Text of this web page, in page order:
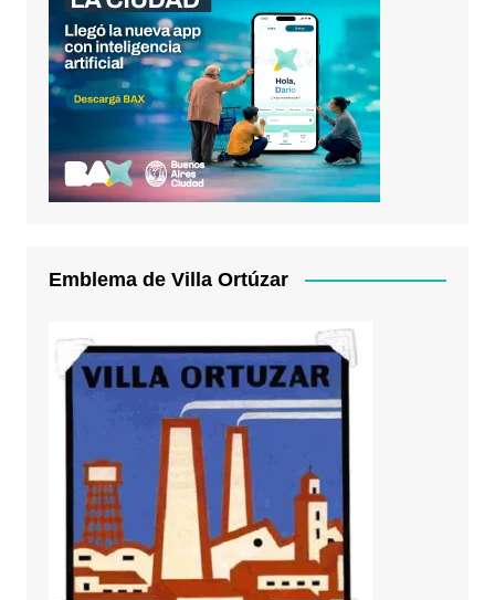
Emblema de Villa Ortúzar